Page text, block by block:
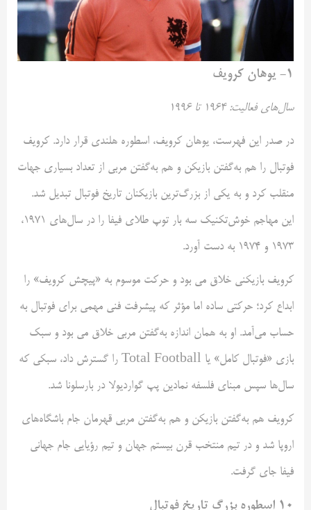
۱- یوهان کرویف
سال‌های فعالیت: ۱۹۶۴ تا ۱۹۹۶
در صدر این فهرست، یوهان کرویف، اسطوره هلندی قرار دارد. کرویف
فوتبال را هم به‌گفتن بازیکن و هم به‌گفتن مربی از تعداد بسیاری جهات
منقلب کرد و به یکی از بزرگ‌ترین بازیکنان تاریخ فوتبال تبدیل شد.
این مهاجم خوش‌تکنیک سه بار توپ طلای فیفا را در سال‌های ۱۹۷۱،
۱۹۷۳ و ۱۹۷۴ به دست آورد.
کرویف بازیکنی خلاق می بود و حرکت موسوم به «پیچش کرویف» را
ابداع کرد؛ حرکتی ساده اما مؤثر که پیشرفت فنی مهمی برای فوتبال به
حساب می‌آمد. او به همان اندازه به‌گفتن مربی خلاق می بود و سبک
بازی «فوتبال کامل» یا Total Football را گسترش داد، سبکی که
سال‌ها سپس مبنای فلسفه نمادین پپ گواردیولا در بارسلونا شد.
کرویف هم به‌گفتن بازیکن و هم به‌گفتن مربی قهرمان جام باشگاه‌های
اروپا شد و در تیم منتخب قرن بیستم جهان و تیم رؤیایی جام جهانی
فیفا جای گرفت.
۱۰ اسطوره بزرگ تاریخ فوتبال